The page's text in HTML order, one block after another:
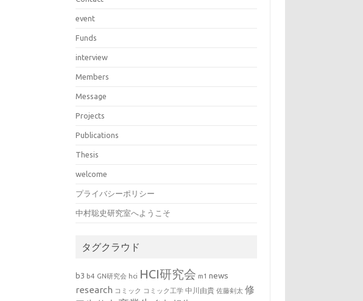
event
Funds
interview
Members
Message
Projects
Publications
Thesis
welcome
プライバシーポリシー
中村聡史研究室へようこそ
タグクラウド
b3 b4 GN研究会 hci HCI研究会 m1 news
research コミック コミック工学 中川由貴 佐藤剣太 修